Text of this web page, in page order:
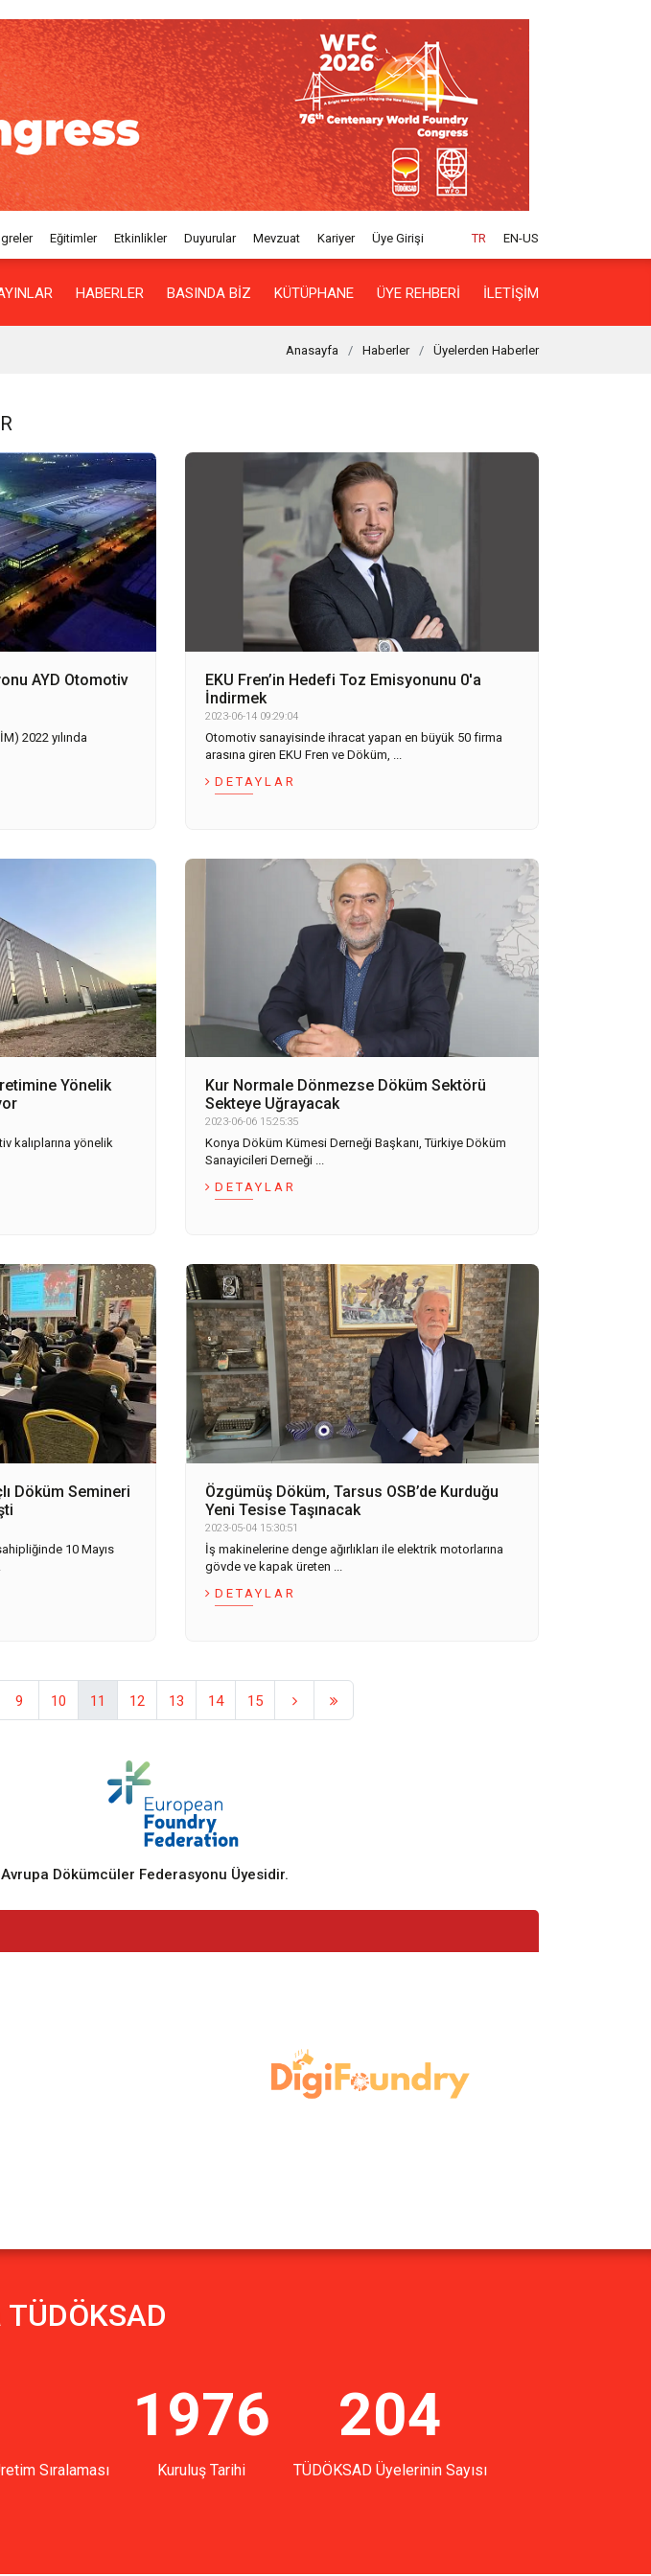
TR EN-US
Eğitimler Etkinlikler Duyurular Mevzuat Kariyer Üye Girişi
HABERLER BASINDA BIZ KÜTÜPHANE ÜYE REHBERI İLETIŞIM
Anasayfa Haberler Üyelerden Haberler
AYD Otomotiv
2022 yılında
EKU Fren’in Hedefi Toz Emisyonunu 0'a
İndirmek
2023-06-14 09:29:04
Otomotiv sanayisinde ihracat yapan en büyük 50 firma
arasına giren EKU Fren ve Döküm, ...
DETAYLAR
Yönelik
kalıplarına yönelik
Kur Normale Dönmezse Döküm Sektörü
Sekteye Uğrayacak
2023-06-06 15:25:35
Konya Döküm Kümesi Derneği Başkanı, Türkiye Döküm
Sanayicileri Derneği ...
DETAYLAR
Döküm Semineri
10 Mayıs
Özgümüş Döküm, Tarsus OSB’de Kurduğu
Yeni Tesise Taşınacak
2023-05-04 15:30:51
İş makinelerine denge ağırlıkları ile elektrik motorlarına
gövde ve kapak üreten ...
DETAYLAR
9 10 11 12 13 14 15
Dökümcüler Federasyonu Üyesidir.
Sıralaması
1976
Kuruluş Tarihi
204
TÜDÖKSAD Üyelerinin Sayısı